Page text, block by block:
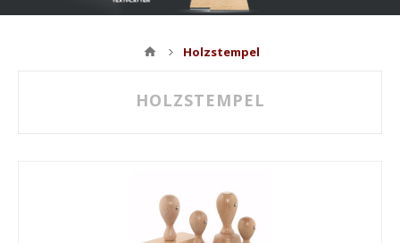
Holzstempel
HOLZSTEMPEL